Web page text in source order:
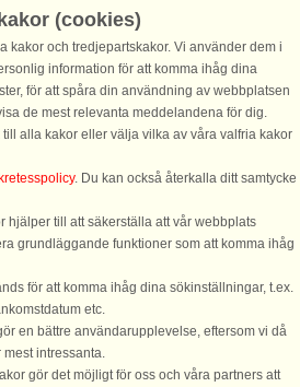
m² tilbyder en klassisk kystferie med
smuk havudsigt fra både huset og
den store terrasse. Hjertet i huset er
den åbne spise- og opholdsstue,
som er komfortabelt indrettet ...
3, 2. - 1114 København K - Danmark
70 13 70 70 - Bank: Danske Bank/Stockholm
5209-6575 - CVR: 67324013
(cookies)
kakor och tredjepartskakor. Vi använder dem i
information för att komma ihåg dina
för att spåra din användning av webbplatsen
de mest relevanta meddelandena för dig.
alla kakor eller välja vilka av våra valfria kakor
. Du kan också återkalla ditt samtycke
hjälper till att säkerställa att vår webbplats
grundläggande funktioner som att komma ihåg
för att komma ihåg dina sökinställningar, t.ex.
etc.
en bättre användarupplevelse, eftersom vi då
mest intressanta.
gör det möjligt för oss och våra partners att